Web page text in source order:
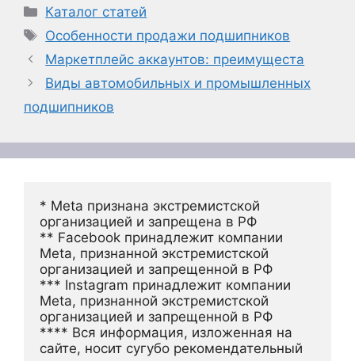
Рубрики
Каталог статей
Метки
Особенности продажи подшипников
Маркетплейс аккаунтов: преимущеста
Виды автомобильных и промышленных
подшипников
* Meta признана экстремистской
организацией и запрещена в РФ
** Facebook принадлежит компании
Meta, признанной экстремистской
организацией и запрещенной в РФ
*** Instagram принадлежит компании
Meta, признанной экстремистской
организацией и запрещенной в РФ
**** Вся информация, изложенная на
сайте, носит сугубо рекомендательный